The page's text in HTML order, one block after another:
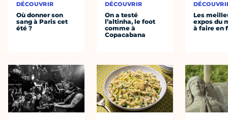
DÉCOUVRIR
Où donner son
sang à Paris cet
été ?
DÉCOUVRIR
On a testé
l’altinha, le foot
comme à
Copacabana
Les
expos du
à faire en